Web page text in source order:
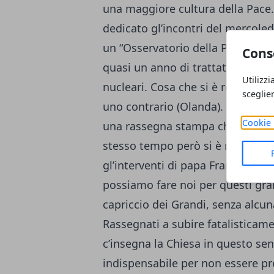
Cookie
una maggiore cultura della
dedicato gl’incontri del
un “Osservatorio della Pace”. Il
quasi un anno di trattative,
nucleari. Cosa che si è
uno contrario (Olanda). Ne è
una rassegna stampa che l’avv.
stesso tempo però si è rilevato
gl’interventi di papa
possiamo fare noi per questi
capriccio dei Grandi, senza
Rassegnati a subire
c’insegna la Chiesa in questo
indispensabile per non essere